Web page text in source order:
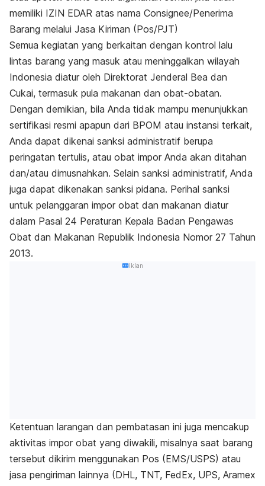
memiliki IZIN EDAR atas nama Consignee/Penerima
Barang melalui Jasa Kiriman (Pos/PJT)
Semua kegiatan yang berkaitan dengan kontrol lalu
lintas barang yang masuk atau meninggalkan wilayah
Indonesia diatur oleh Direktorat Jenderal Bea dan
Cukai, termasuk pula makanan dan obat-obatan.
Dengan demikian, bila Anda tidak mampu menunjukkan
sertifikasi resmi apapun dari BPOM atau instansi terkait,
Anda dapat dikenai sanksi administratif berupa
peringatan tertulis, atau obat impor Anda akan ditahan
dan/atau dimusnahkan. Selain sanksi administratif, Anda
juga dapat dikenakan sanksi pidana. Perihal sanksi
untuk pelanggaran impor obat dan makanan diatur
dalam Pasal 24 Peraturan Kepala Badan Pengawas
Obat dan Makanan Republik Indonesia Nomor 27 Tahun
2013.
Iklan
Ketentuan larangan dan pembatasan ini juga mencakup
aktivitas impor obat yang diwakili, misalnya saat barang
tersebut dikirim menggunakan Pos (EMS/USPS) atau
jasa pengiriman lainnya (DHL, TNT, FedEx, UPS, Aramex